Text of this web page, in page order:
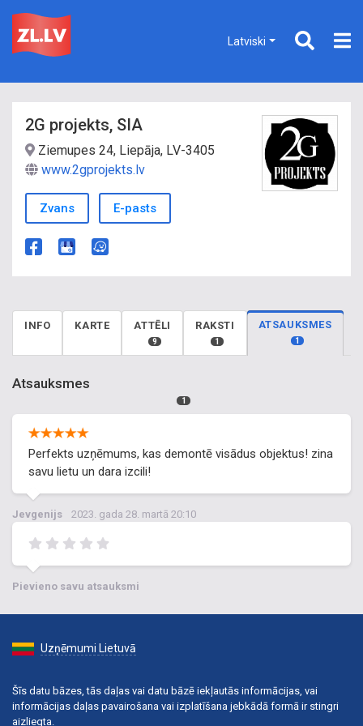
Latviski
2G projekts, SIA
Ziemupes 24, Liepāja, LV-3405
www.2gprojekts.lv
Zvans E-pasts
INFO KARTE ATTĒLI
9
RAKSTI
1
ATSAUKSMES
1
Atsauksmes
1
Perfekts uzņēmums, kas demontē visādus objektus! zina
savu lietu un dara izcili!
Jevgenijs 2023. gada 28. martā 20:10
Pievieno savu atsauksmi
Uzņēmumi Lietuvā
Šīs datu bāzes, tās daļas vai datu bāzē iekļautās informācijas, vai
informācijas daļas pavairošana vai izplatīšana jebkādā formā ir stingri
aizliegta.